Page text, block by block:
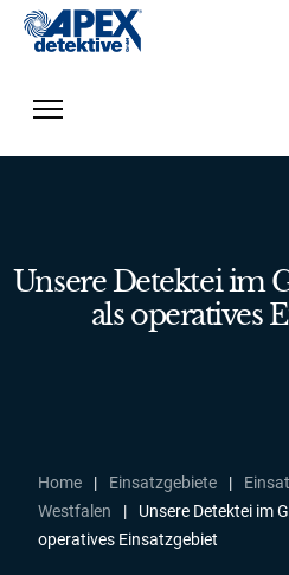
Unsere Detektei im
als operatives
Home | Einsatzgebiete |
Westfalen
|
Unsere Detektei im
operatives Einsatzgebiet